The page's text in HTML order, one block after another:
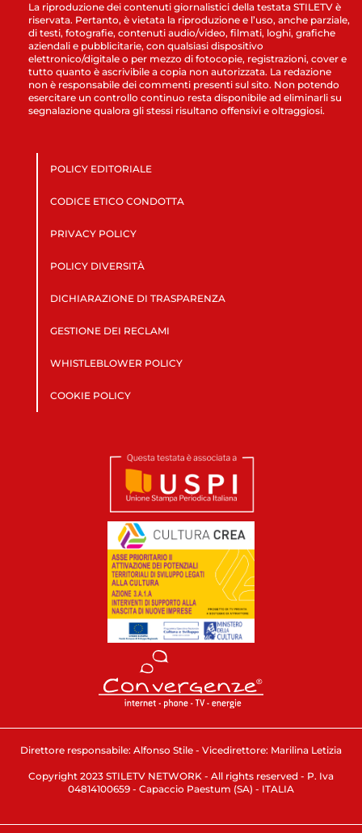
La riproduzione dei contenuti giornalistici della testata STILETV è
riservata. Pertanto, è vietata la riproduzione e l’uso, anche parziale,
di testi, fotografie, contenuti audio/video, filmati, loghi, grafiche
aziendali e pubblicitarie, con qualsiasi dispositivo
elettronico/digitale o per mezzo di fotocopie, registrazioni, cover e
tutto quanto è ascrivibile a copia non autorizzata. La redazione
non è responsabile dei commenti presenti sul sito. Non potendo
esercitare un controllo continuo resta disponibile ad eliminarli su
segnalazione qualora gli stessi risultano offensivi e oltraggiosi.
POLICY EDITORIALE
CODICE ETICO CONDOTTA
PRIVACY POLICY
POLICY DIVERSITÀ
DICHIARAZIONE DI TRASPARENZA
GESTIONE DEI RECLAMI
WHISTLEBLOWER POLICY
COOKIE POLICY
Direttore responsabile: Alfonso Stile - Vicedirettore: Marilina Letizia
Copyright 2023 STILETV NETWORK - All rights reserved - P. Iva
04814100659 - Capaccio Paestum (SA) - ITALIA